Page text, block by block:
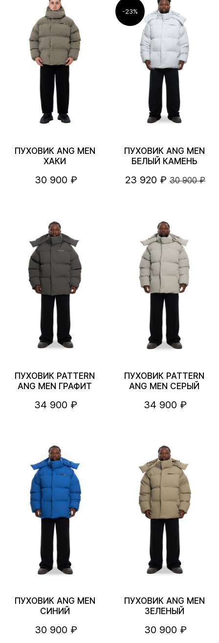
ПУХОВИК ANG MEN
ХАКИ
30 900 ₽
-23%
ПУХОВИК ANG MEN
БЕЛЫЙ КАМЕНЬ
23 920 ₽ 30 900 ₽
ПУХОВИК PATTERN
ANG MEN ГРАФИТ
34 900 ₽
ПУХОВИК PATTERN
ANG MEN СЕРЫЙ
34 900 ₽
ПУХОВИК ANG MEN
СИНИЙ
30 900 ₽
ПУХОВИК ANG MEN
ЗЕЛЕНЫЙ
30 900 ₽